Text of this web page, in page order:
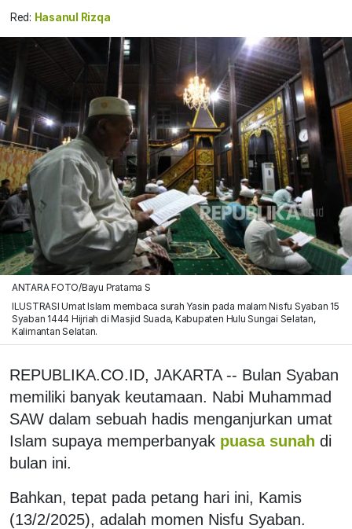
Red: Hasanul Rizqa
ANTARA FOTO/Bayu Pratama S
ILUSTRASI Umat Islam membaca surah Yasin pada malam Nisfu Syaban 15
Syaban 1444 Hijriah di Masjid Suada, Kabupaten Hulu Sungai Selatan,
Kalimantan Selatan.
REPUBLIKA.CO.ID, JAKARTA -- Bulan Syaban
memiliki banyak keutamaan. Nabi Muhammad
SAW dalam sebuah hadis menganjurkan umat
Islam supaya memperbanyak puasa sunah di
bulan ini.
Bahkan, tepat pada petang hari ini, Kamis
(13/2/2025), adalah momen Nisfu Syaban.